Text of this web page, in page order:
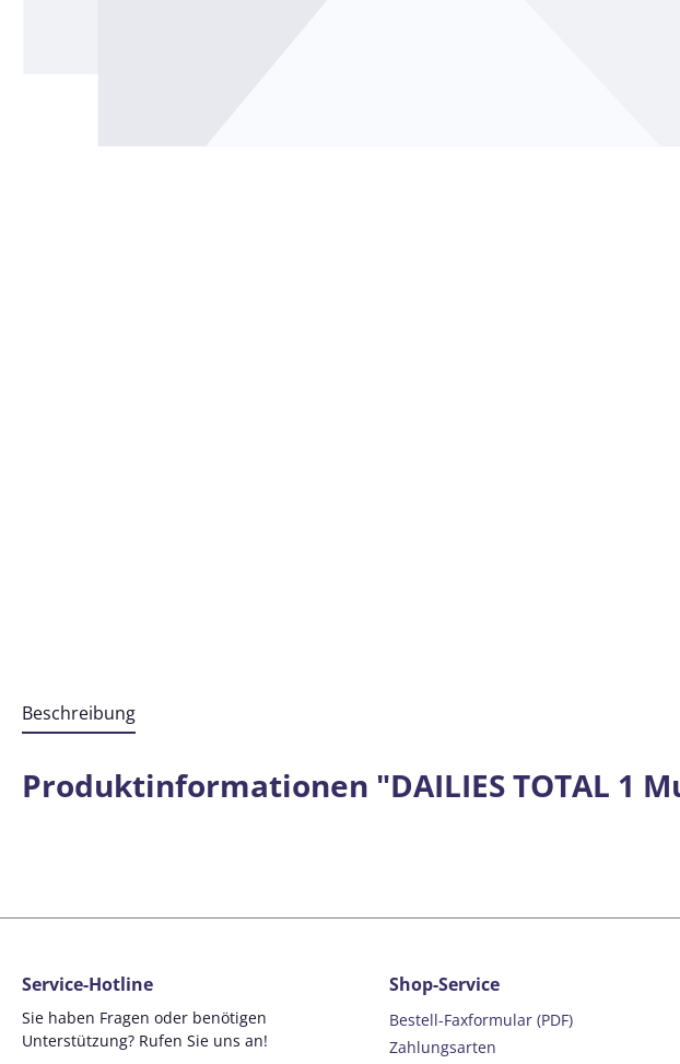
Beschreibung
Produktinformationen "DAILIES TOTAL 1
Service-Hotline
Sie haben Fragen oder benötigen
Unterstützung? Rufen Sie uns an!
Shop-Service
Bestell-Faxformular (PDF)
Zahlungsarten